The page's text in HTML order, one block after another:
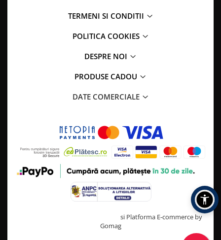
TERMENI SI CONDITII
POLITICA COOKIES
DESPRE NOI
PRODUSE CADOU
DATE COMERCIALE
si Platforma E-commerce by
Gomag